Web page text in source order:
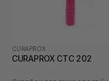
CURAPROX
CURAPROX CTC 202